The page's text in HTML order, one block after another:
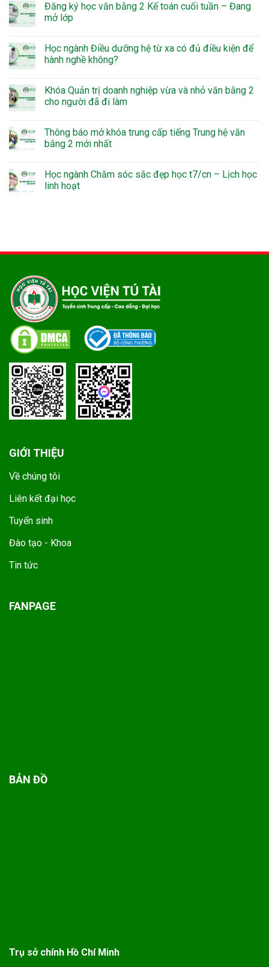
Đăng ký học văn bằng 2 Kế toán cuối tuần – Đang
mở lớp
Học ngành Điều dưỡng hệ từ xa có đủ điều kiện để
hành nghề không?
Khóa Quản trị doanh nghiệp vừa và nhỏ văn bằng 2
cho người đã đi làm
Thông báo mở khóa trung cấp tiếng Trung hệ văn
bằng 2 mới nhất
Học ngành Chăm sóc sắc đẹp học t7/cn – Lịch học
linh hoạt
GIỚI THIỆU
Về chúng tôi
Liên kết đại học
Tuyển sinh
Đào tạo - Khoa
Tin tức
FANPAGE
BẢN ĐỒ
Trụ sở chính Hồ Chí Minh